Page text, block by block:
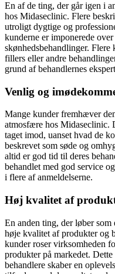
En af de ting, der går igen i
hos Midaseclinic. Flere
utroligt dygtige og
kunderne er imponerede
skønhedsbehandlinger.
fillers eller andre
grund af behandlernes
Venlig og
Mange kunder fremhæver
atmosfære hos Midaseclinic.
taget imod, uanset hvad de
beskrevet som søde og
altid er god tid til deres
behandlet med god service
i flere af anmeldelserne.
Høj kvalitet af
En anden ting, der løber som
høje kvalitet af produkter og
kunder roser virksomheden
produkter på markedet.
behandlere skaber en